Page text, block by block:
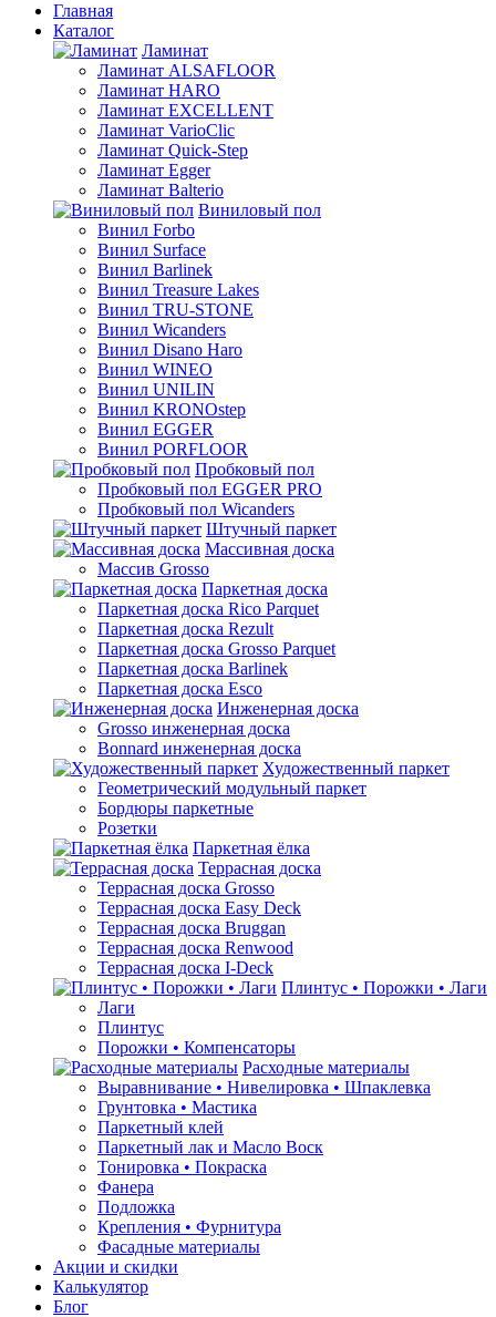
Главная
Каталог
Ламинат
Ламинат ALSAFLOOR
Ламинат HARO
Ламинат EXCELLENT
Ламинат VarioClic
Ламинат Quick-Step
Ламинат Egger
Ламинат Balterio
Виниловый пол
Винил Forbo
Винил Surface
Винил Barlinek
Винил Treasure Lakes
Винил TRU-STONE
Винил Wicanders
Винил Disano Haro
Винил WINEO
Винил UNILIN
Винил KRONOstep
Винил EGGER
Винил PORFLOOR
Пробковый пол
Пробковый пол EGGER PRO
Пробковый пол Wicanders
Штучный паркет
Массивная доска
Массив Grosso
Паркетная доска
Паркетная доска Rico Parquet
Паркетная доска Rezult
Паркетная доска Grosso Parquet
Паркетная доска Barlinek
Паркетная доска Esco
Инженерная доска
Grosso инженерная доска
Bonnard инженерная доска
Художественный паркет
Геометрический модульный паркет
Бордюры паркетные
Розетки
Паркетная ёлка
Террасная доска
Террасная доска Grosso
Террасная доска Easy Deck
Террасная доска Bruggan
Террасная доска Renwood
Террасная доска I-Deck
Плинтус • Порожки • Лаги
Лаги
Плинтус
Порожки • Компенсаторы
Расходные материалы
Выравнивание • Нивелировка • Шпаклевка
Грунтовкa • Мастика
Паркетный клей
Паркетный лак и Масло Воск
Тонировка • Покраска
Фанера
Подложка
Крепления • Фурнитура
Фасадные материалы
Акции и скидки
Калькулятор
Блог